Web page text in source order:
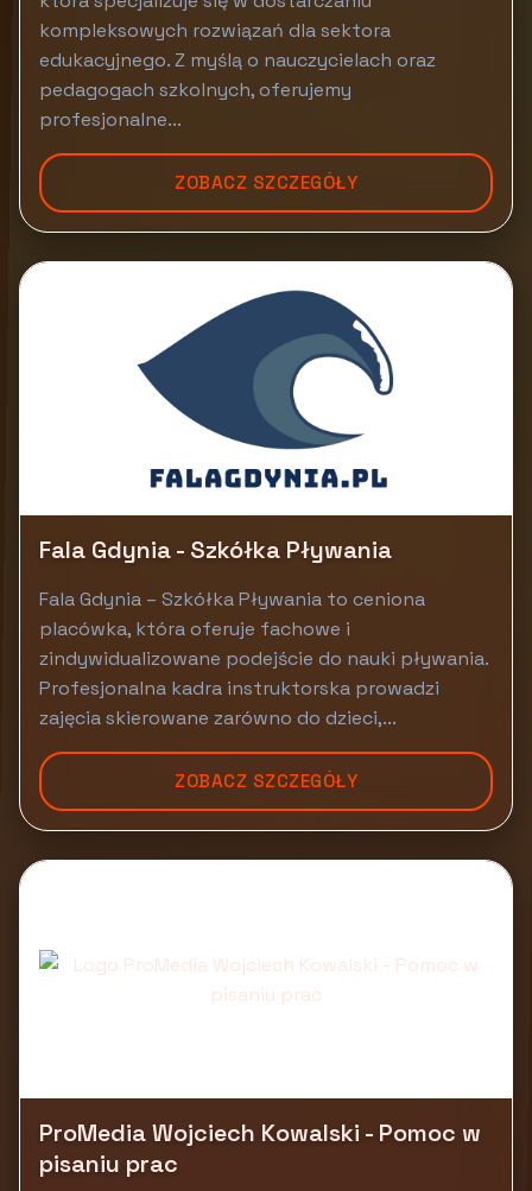
kompleksowych rozwiązań dla sektora
edukacyjnego. Z myślą o nauczycielach oraz
pedagogach szkolnych, oferujemy
profesjonalne...
ZOBACZ SZCZEGÓŁY
Fala Gdynia - Szkółka Pływania
Fala Gdynia – Szkółka Pływania to ceniona
placówka, która oferuje fachowe i
zindywidualizowane podejście do nauki pływania.
Profesjonalna kadra instruktorska prowadzi
zajęcia skierowane zarówno do dzieci,...
ZOBACZ SZCZEGÓŁY
ProMedia Wojciech Kowalski - Pomoc w
pisaniu prac